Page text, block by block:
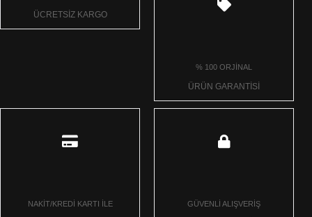
ÜCRETSİZ KARGO
% 100 ORJİNAL
ÜRÜN GARANTİSİ
NAKİT/KREDİ KARTI İLE GÜVENLİ ALIŞVERİŞ